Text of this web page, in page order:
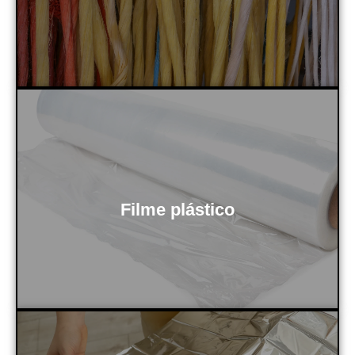
Filme plástico
Geralmente é composto por LDPE
(polietileno de baixa densidade) ou LLDPE
(polietileno linear de baixa densidade).